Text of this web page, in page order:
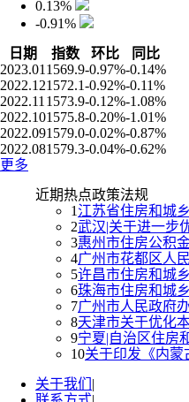
0.13%
-0.91%
日期
指数 环比
同比
2023.01 1569.9-0.97%-0.14%
2022.121572.1-0.92%-0.11%
2022.11 1573.9-0.12%-1.08%
2022.101575.8-0.20%-1.01%
2022.091579.0-0.02%-0.87%
2022.081579.3-0.04%-0.62%
更多
近期热点政策法规
1 江苏省住房和城
2武汉|关于进一步
3惠州市住房公积
4广州市花都区人
5许昌市住房和城
6珠海市住房和城
7广州市人民政府
8天津市关于优化
9宁夏|自治区住房
10关于印发《内蒙
关于我们 |